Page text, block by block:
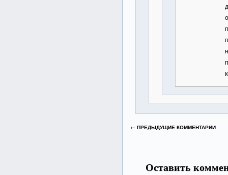
← ПРЕДЫДУЩИЕ КОММЕНТАРИИ
Оставить